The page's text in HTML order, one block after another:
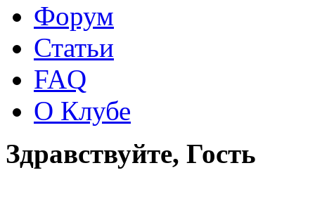
Форум
Статьи
FAQ
О Клубе
Здравствуйте, Гость